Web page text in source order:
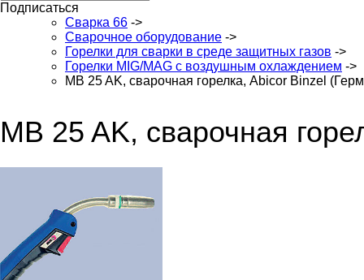
Подписаться
Сварка 66 ->
Сварочное оборудование ->
Горелки для сварки в среде защитных газов ->
Горелки MIG/MAG с воздушным охлаждением ->
MB 25 AK, сварочная горелка, Abicor Binzel
MB 25 AK, сварочная